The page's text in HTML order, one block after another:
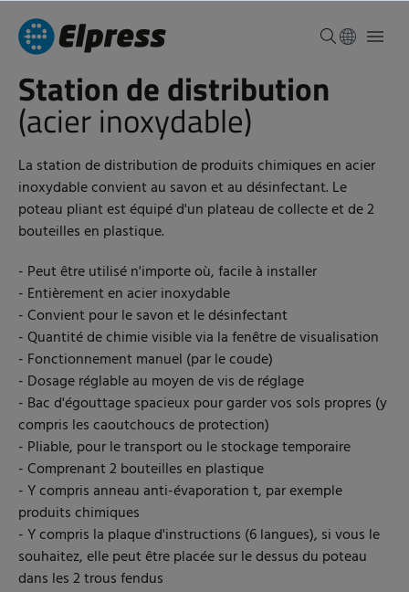
Station de distribution
(acier inoxydable)
La station de distribution de produits chimiques en acier
inoxydable convient au savon et au désinfectant. Le
poteau pliant est équipé d'un plateau de collecte et de 2
bouteilles en plastique.
- Peut être utilisé n'importe où, facile à installer
- Entièrement en acier inoxydable
- Convient pour le savon et le désinfectant
- Quantité de chimie visible via la fenêtre de visualisation
- Fonctionnement manuel (par le coude)
- Dosage réglable au moyen de vis de réglage
- Bac d'égouttage spacieux pour garder vos sols propres (y
compris les caoutchoucs de protection)
- Pliable, pour le transport ou le stockage temporaire
- Comprenant 2 bouteilles en plastique
- Y compris anneau anti-évaporation t, par exemple
produits chimiques
- Y compris la plaque d'instructions (6 langues), si vous le
souhaitez, elle peut être placée sur le dessus du poteau
dans les 2 trous fendus